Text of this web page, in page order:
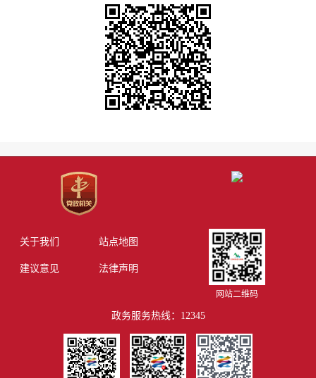
关于我们 站点地图
建议意见 法律声明
网站二维码
政务服务热线：12345